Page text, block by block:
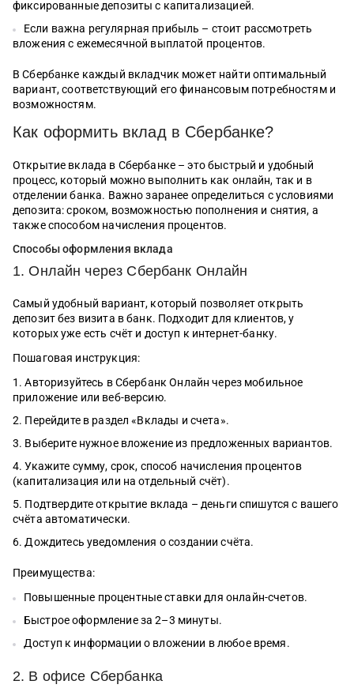
фиксированные депозиты с капитализацией.
Если важна регулярная прибыль – стоит рассмотреть
вложения с ежемесячной выплатой процентов.
В Сбербанке каждый вкладчик может найти оптимальный
вариант, соответствующий его финансовым потребностям и
возможностям.
Как оформить вклад в Сбербанке?
Открытие вклада в Сбербанке – это быстрый и удобный
процесс, который можно выполнить как онлайн, так и в
отделении банка. Важно заранее определиться с условиями
депозита: сроком, возможностью пополнения и снятия, а
также способом начисления процентов.
Способы оформления вклада
1. Онлайн через Сбербанк Онлайн
Самый удобный вариант, который позволяет открыть
депозит без визита в банк. Подходит для клиентов, у
которых уже есть счёт и доступ к интернет-банку.
Пошаговая инструкция:
Авторизуйтесь в Сбербанк Онлайн через мобильное
приложение или веб-версию.
Перейдите в раздел «Вклады и счета».
Выберите нужное вложение из предложенных вариантов.
Укажите сумму, срок, способ начисления процентов
(капитализация или на отдельный счёт).
Подтвердите открытие вклада – деньги спишутся с вашего
счёта автоматически.
Дождитесь уведомления о создании счёта.
Преимущества:
Повышенные процентные ставки для онлайн-счетов.
Быстрое оформление за 2–3 минуты.
Доступ к информации о вложении в любое время.
2. В офисе Сбербанка